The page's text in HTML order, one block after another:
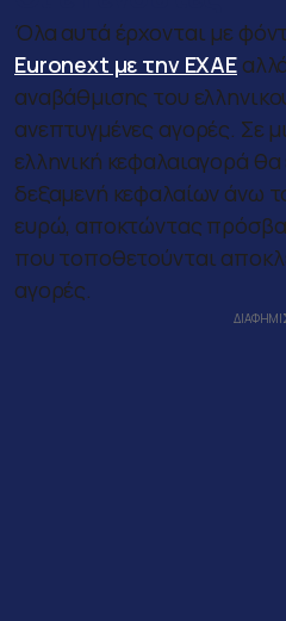
Όλα αυτά έρχονται με
Euronext με την ΕΧΑΕ
αναβάθμισης του
ανεπτυγμένες αγορές. Σε
ελληνική κεφαλαιαγορά θα
δεξαμενή κεφαλαίων άνω
ευρώ, αποκτώντας
που τοποθετούνται
αγορές.